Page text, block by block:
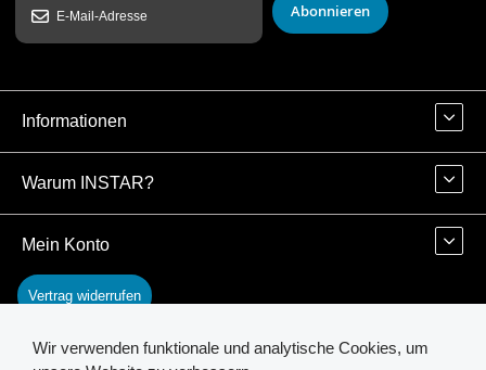
Abonnieren
Informationen
Warum INSTAR?
Mein Konto
Vertrag widerrufen
Wir verwenden funktionale und analytische Cookies, um